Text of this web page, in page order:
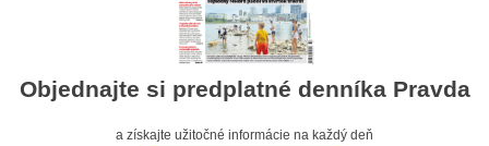
Objednajte si predplatné denníka Pravda
a získajte užitočné informácie na každý deň